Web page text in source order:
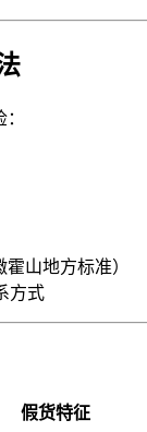
山地方标准）
方式
假货特征